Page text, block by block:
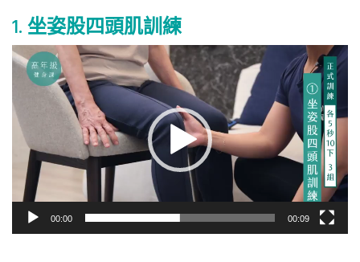
1.坐姿股四頭肌訓練
視
訊
播
放
器
00:00 00:09